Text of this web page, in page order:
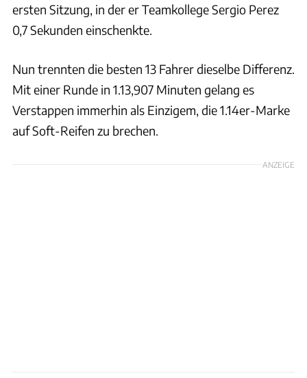
ersten Sitzung, in der er Teamkollege Sergio Perez
0,7 Sekunden einschenkte.
Nun trennten die besten 13 Fahrer dieselbe Differenz.
Mit einer Runde in 1.13,907 Minuten gelang es
Verstappen immerhin als Einzigem, die 1.14er-Marke
auf Soft-Reifen zu brechen.
ANZEIGE